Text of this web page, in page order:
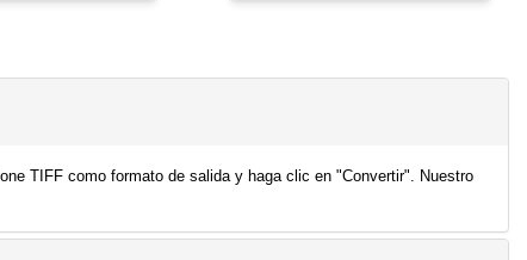
TIFF como formato de salida y haga clic en "Convertir". Nuestro